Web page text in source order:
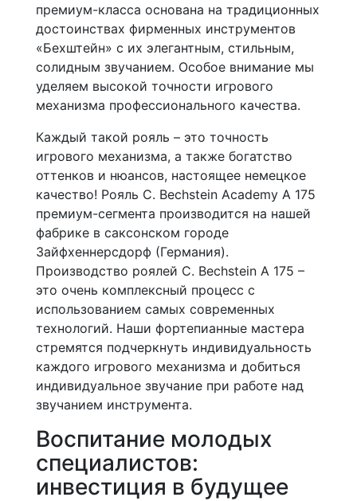
премиум-класса основана на традиционных
достоинствах фирменных инструментов
«Бехштейн» с их элегантным, стильным,
солидным звучанием. Особое внимание мы
уделяем высокой точности игрового
механизма профессионального качества.
Каждый такой рояль – это точность
игрового механизма, а также богатство
оттенков и нюансов, настоящее немецкое
качество! Рояль C. Bechstein Academy A 175
премиум-сегмента производится на нашей
фабрике в саксонском городе
Зайфхеннерсдорф (Германия).
Производство роялей C. Bechstein A 175 –
это очень комплексный процесс с
использованием самых современных
технологий. Наши фортепианные мастера
стремятся подчеркнуть индивидуальность
каждого игрового механизма и добиться
индивидуальное звучание при работе над
звучанием инструмента.
Воспитание молодых
специалистов:
инвестиция в будущее